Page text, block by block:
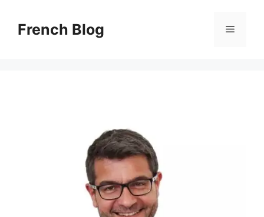
contentFrench Blog Menu